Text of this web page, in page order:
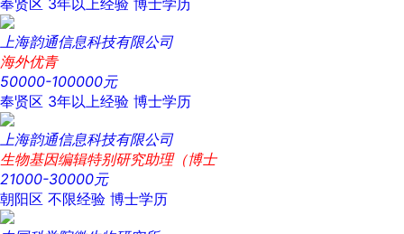
奉贤区 3年以上经验 博士学历
上海韵通信息科技有限公司
海外优青
50000-100000元
奉贤区 3年以上经验 博士学历
上海韵通信息科技有限公司
生物基因编辑特别研究助理（博士
21000-30000元
朝阳区 不限经验 博士学历